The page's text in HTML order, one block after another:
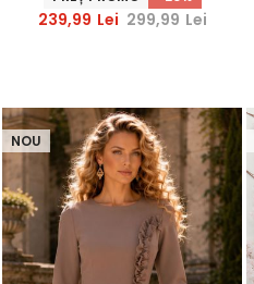
239,99 Lei 299,99 Lei
NOU